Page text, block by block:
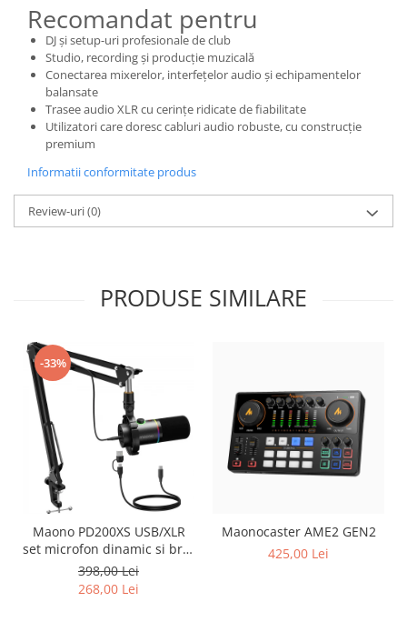
Recomandat pentru
DJ și setup-uri profesionale de club
Studio, recording și producție muzicală
Conectarea mixerelor, interfețelor audio și echipamentelor
balansate
Trasee audio XLR cu cerințe ridicate de fiabilitate
Utilizatori care doresc cabluri audio robuste, cu construcție
premium
Informatii conformitate produs
Review-uri(0)
PRODUSE SIMILARE
-33%
Maono PD200XS USB/XLR
set microfon dinamic si brat
tip boom
398,00 Lei
268,00 Lei
Maonocaster AME2 GEN2
425,00 Lei